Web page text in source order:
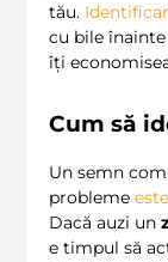
tău.
cu bile înainte
îți
Cum să
Un semn
probleme este
Dacă auzi un
e timpul să